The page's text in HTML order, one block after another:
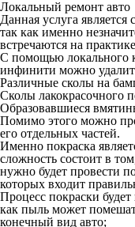
Локальный ремонт авто
Данная услуга является
так как именно
встречаются на
С помощью локального
инфинити можно
Различные сколы на
Сколы лакокрасочного
Образовавшиеся
Помимо этого можно
его отдельных частей.
Именно покраска
сложность состоит в
нужно будет провести
которых входит
Процесс покраски
как пыль может
конечный вид авто;